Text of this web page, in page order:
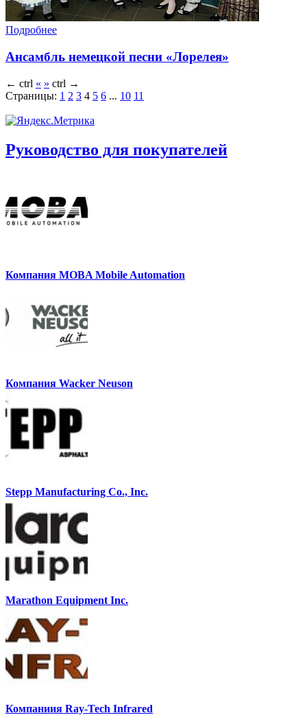
Подробнее
Ансамбль немецкой песни «Лорелея»
← ctrl « » ctrl →
Страницы: 1 2 3 4 5 6 ... 10 11
Руководство для покупателей
Компания MOBA Mobile Automation
Компания Wacker Neuson
Stepp Manufacturing Co., Inc.
Marathon Equipment Inc.
Компаниия Ray-Tech Infrared